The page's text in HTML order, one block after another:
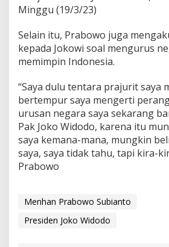
Minggu (19/3/23)
Selain itu, Prabowo juga
kepada Jokowi soal mengurus
memimpin Indonesia.
“Saya dulu tentara prajurit saya
bertempur saya mengerti
urusan negara saya sekarang
Pak Joko Widodo, karena itu
saya kemana-mana, mungkin
saya, saya tidak tahu, tapi kira-
Prabowo
Menhan Prabowo Subianto
Presiden Joko Widodo